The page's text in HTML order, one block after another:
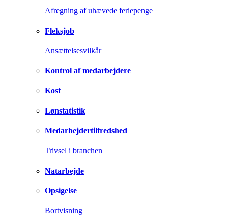
Afregning af uhævede feriepenge
Fleksjob
Ansættelsesvilkår
Kontrol af medarbejdere
Kost
Lønstatistik
Medarbejdertilfredshed
Trivsel i branchen
Natarbejde
Opsigelse
Bortvisning